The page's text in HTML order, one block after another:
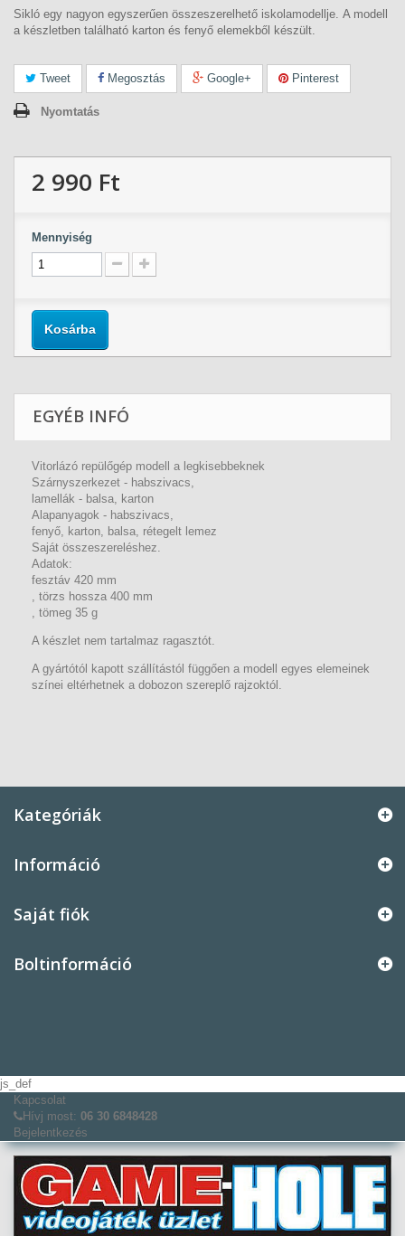
Sikló egy nagyon egyszerűen összeszerelhető iskolamodellje. A modell
a készletben található karton és fenyő elemekből készült.
Tweet Megosztás Google+ Pinterest
Nyomtatás
2 990 Ft‎
Mennyiség
Kosárba
EGYÉB INFÓ
Vitorlázó repülőgép modell a legkisebbeknek
Szárnyszerkezet - habszivacs,
lamellák - balsa, karton
Alapanyagok - habszivacs,
fenyő, karton, balsa, rétegelt lemez
Saját összeszereléshez.
Adatok:
fesztáv 420 mm
, törzs hossza 400 mm
, tömeg 35 g
A készlet nem tartalmaz ragasztót.
A gyártótól kapott szállítástól függően a modell egyes elemeinek
színei eltérhetnek a dobozon szereplő rajzoktól.
Kategóriák
Információ
Saját fiók
Boltinformáció
js_def
Kapcsolat
Hívj most: 06 30 6848428
Bejelentkezés